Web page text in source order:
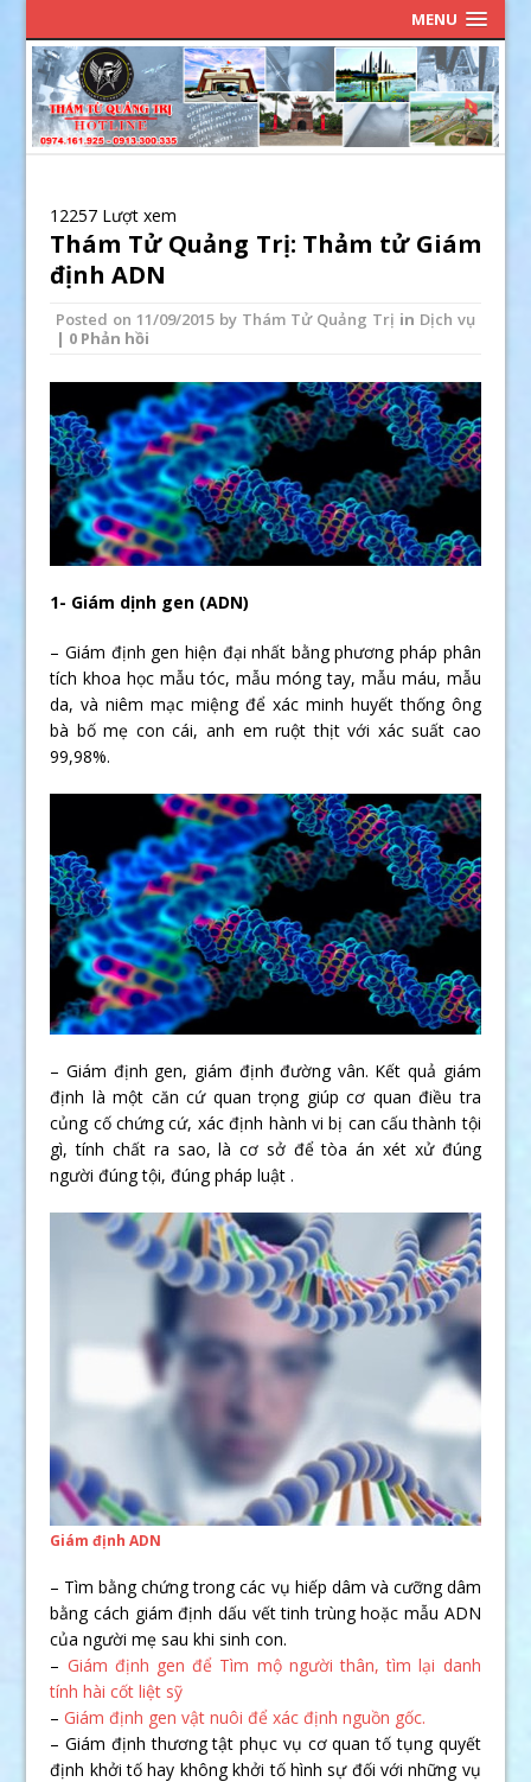
MENU
12257 Lượt xem
Thám Tử Quảng Trị: Thảm tử Giám
định ADN
Posted on 11/09/2015 by Thám Tử Quảng Trị in Dịch vụ
| 0 Phản hồi
1- Giám dịnh gen (ADN)
– Giám định gen hiện đại nhất bằng phương pháp phân
tích khoa học mẫu tóc, mẫu móng tay, mẫu máu, mẫu
da, và niêm mạc miệng để xác minh huyết thống ông
bà bố mẹ con cái, anh em ruột thịt với xác suất cao
99,98%.
– Giám định gen, giám định đường vân. Kết quả giám
định là một căn cứ quan trọng giúp cơ quan điều tra
củng cố chứng cứ, xác định hành vi bị can cấu thành tội
gì, tính chất ra sao, là cơ sở để tòa án xét xử đúng
người đúng tội, đúng pháp luật .
Giám định ADN
– Tìm bằng chứng trong các vụ hiếp dâm và cưỡng dâm
bằng cách giám định dấu vết tinh trùng hoặc mẫu ADN
của người mẹ sau khi sinh con.
– Giám định gen để Tìm mộ người thân, tìm lại danh
tính hài cốt liệt sỹ
– Giám định gen vật nuôi để xác định nguồn gốc.
– Giám định thương tật phục vụ cơ quan tố tụng quyết
định khởi tố hay không khởi tố hình sự đối với những vụ